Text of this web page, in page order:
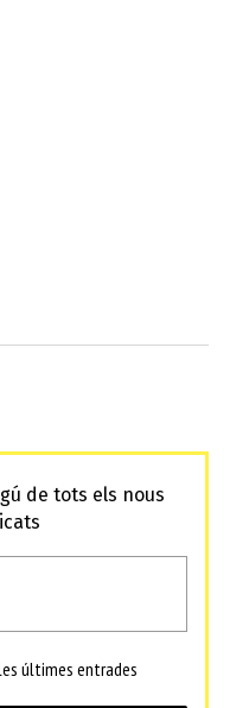
de tots els nous
últimes entrades